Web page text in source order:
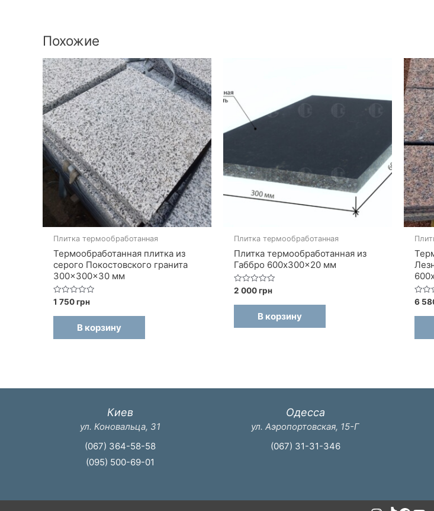
Похожие
Плитка термообработанная
Термообработанная плитка из
серого Покостовского гранита
300×300×30 мм
Оценка
из
1 750грн
В корзину
Плитка термообработанная
Плитка термообработанная из
Габбро 600x300x20 мм
Оценка
из
2 000грн
В корзину
из
6
Киев
ул. Коновальца, 31
(067) 364-58-58
(095) 500-69-01
Одесса
ул. Аэропортовская, 15-Г
(067) 31-31-346